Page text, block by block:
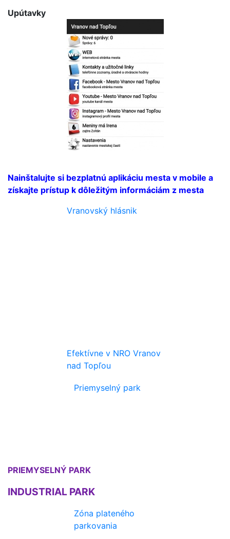
Upútavky
Bezplatná aplikácia
mesta
Nainštalujte si bezplatnú aplikáciu mesta v mobile a
získajte prístup k dôležitým informáciám z mesta
Vranovský hlásnik
Efektívne v NRO Vranov
nad Topľou
Priemyselný park
PRIEMYSELNÝ PARK
INDUSTRIAL PARK
Zóna plateného
parkovania